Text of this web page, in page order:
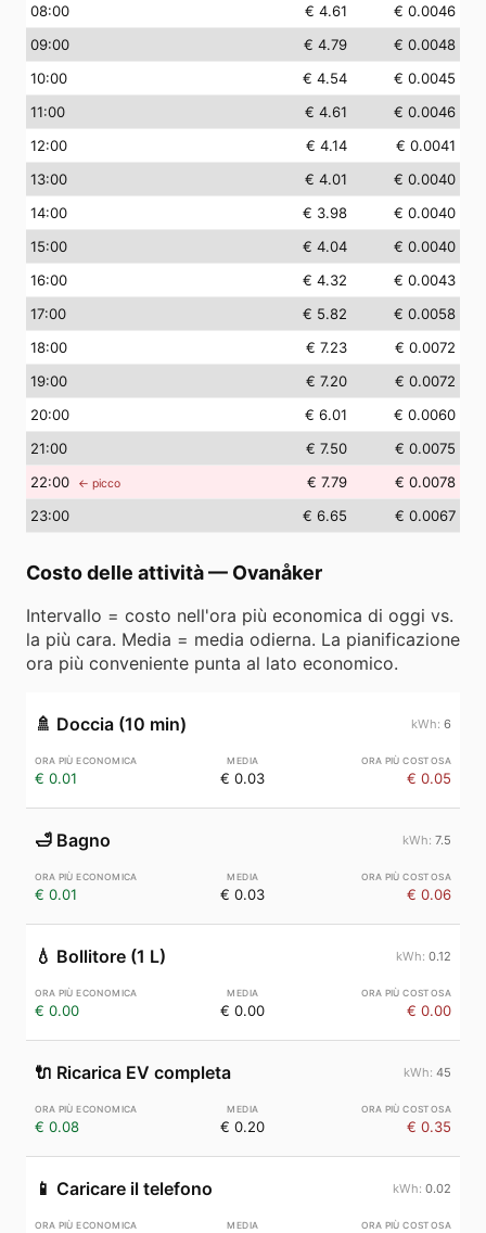
08:00 € 4.61
€ 0.0046
09:00 € 4.79
€ 0.0048
10:00 € 4.54
€ 0.0045
11:00 € 4.61
€ 0.0046
12:00 € 4.14
€ 0.0041
13:00 € 4.01
€ 0.0040
14:00 € 3.98
€ 0.0040
15:00 € 4.04
€ 0.0040
16:00 € 4.32
€ 0.0043
17:00 € 5.82
€ 0.0058
18:00 € 7.23
€ 0.0072
19:00 € 7.20
€ 0.0072
20:00 € 6.01
€ 0.0060
21:00 € 7.50
€ 0.0075
22:00 ← picco € 7.79
€ 0.0078
23:00 € 6.65 € 0.0067
Costo delle attività— Ovanåker
Intervallo = costo nell'ora più economica di oggi vs.
la più cara. Media = media odierna. La pianificazione
ora più conveniente punta al lato economico.
🚿 Doccia (10 min) 6
€ 0.01 € 0.03 € 0.05
🛁 Bagno 7.5
€ 0.01 € 0.03 € 0.06
💧 Bollitore (1 L) 0.12
€ 0.00 € 0.00 € 0.00
🔌 Ricarica EV completa 45
€ 0.08 € 0.20 € 0.35
📱 Caricare il telefono 0.02